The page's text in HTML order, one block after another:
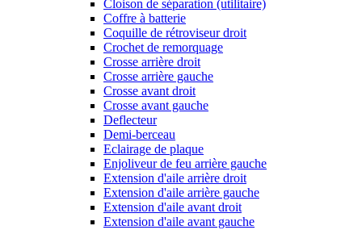
Cloison de séparation (utilitaire)
Coffre à batterie
Coquille de rétroviseur droit
Crochet de remorquage
Crosse arrière droit
Crosse arrière gauche
Crosse avant droit
Crosse avant gauche
Deflecteur
Demi-berceau
Eclairage de plaque
Enjoliveur de feu arrière gauche
Extension d'aile arrière droit
Extension d'aile arrière gauche
Extension d'aile avant droit
Extension d'aile avant gauche